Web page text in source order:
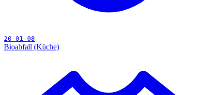
20 01 08
Bioabfall (Küche)